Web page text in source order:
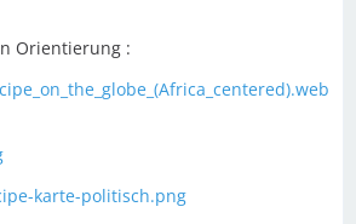
Orientierung :
karte-politisch.png